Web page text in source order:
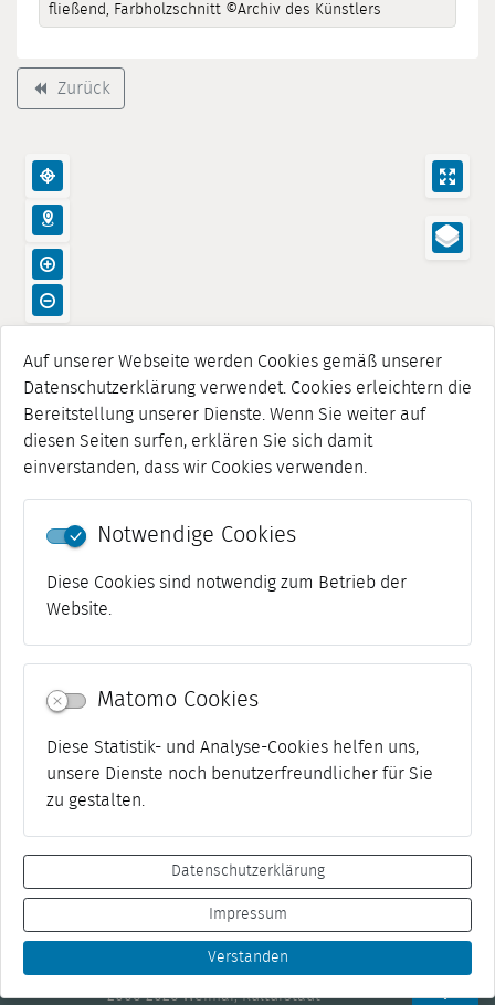
Auf unserer Webseite werden Cookies gemäß unserer
Datenschutzerklärung verwendet. Cookies erleichtern die
Bereitstellung unserer Dienste. Wenn Sie weiter auf
diesen Seiten surfen, erklären Sie sich damit
einverstanden, dass wir Cookies verwenden.
Notwendige Cookies
Diese Cookies sind notwendig zum Betrieb der
Website.
Matomo Cookies
Diese Statistik- und Analyse-Cookies helfen uns,
unsere Dienste noch benutzerfreundlicher für Sie
zu gestalten.
Datenschutzerklärung
Impressum
Verstanden
fließend, Farbholzschnitt ©Archiv des Künstlers
backward Zurück
Datenschutz
Netiquette
Kontakt
Presse Suche
Barrierefreiheit
Transparenz
© 2006-2026 Weimar, Kulturstadt